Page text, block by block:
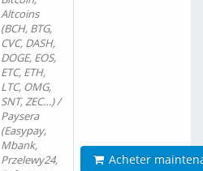
Altcoins
(BCH, BTG,
CVC, DASH,
DOGE, EOS,
ETC, ETH,
LTC, OMG,
SNT, ZEC…) /
Paysera
(Easypay,
Mbank,
Przelewy24,
Acheter